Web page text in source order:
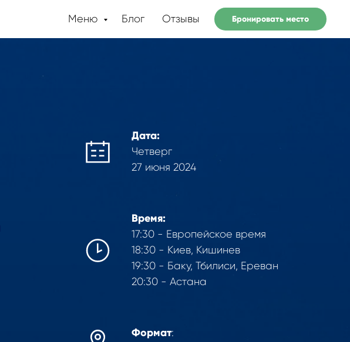
Меню Блог Отзывы Бронировать место
Дата:
Четверг
27 июня 2024
Время:
17:30 - Европейское время
18:30 - Киев, Кишинев
19:30 - Баку, Тбилиси, Ереван
20:30 - Астана
Формат: